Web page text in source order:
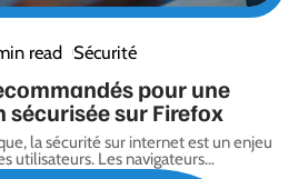
read Sécurité
pour une
sécurisée sur Firefox
la sécurité sur internet est un enjeu
utilisateurs. Les navigateurs…